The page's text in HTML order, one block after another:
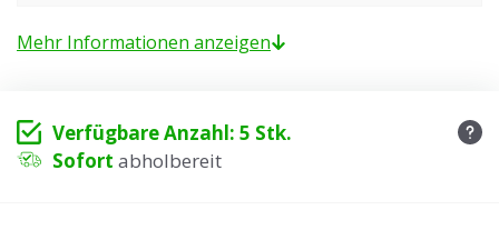
Mehr Informationen anzeigen
Verfügbare Anzahl: 5 Stk.
Sofort abholbereit